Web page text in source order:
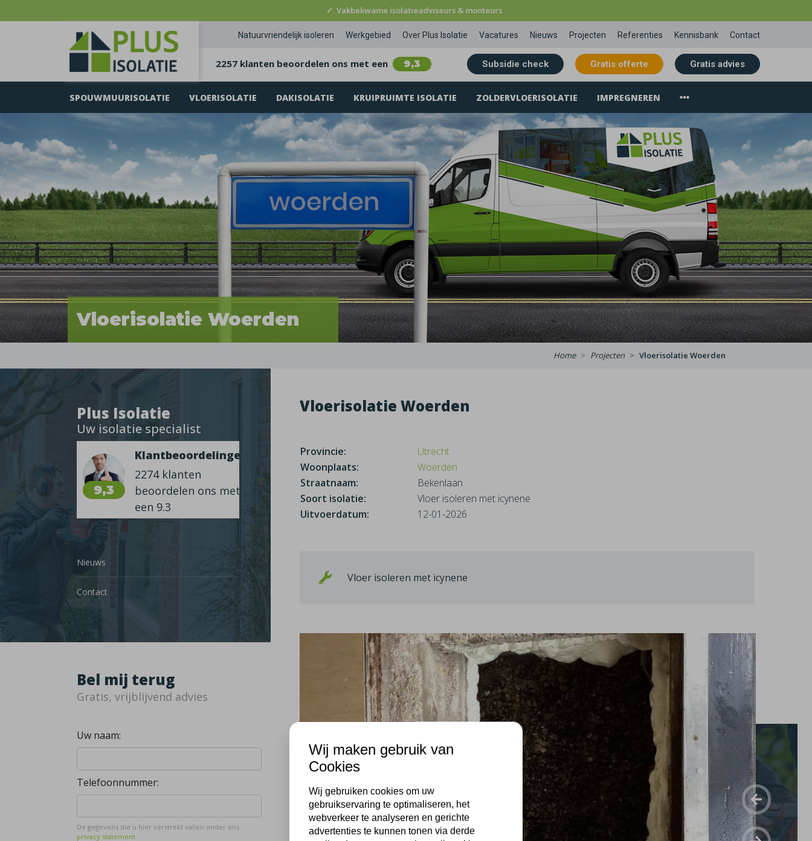
✓ Vakbekwame isolatieadviseurs & monteurs
Natuurvriendelijk isoleren Werkgebied Over Plus Isolatie Vacatures Nieuws Projecten Referenties Kennisbank Contact
2257 klanten beoordelen ons met een 9,3 Subsidie check Gratis offerte Gratis advies
SPOUWMUURISOLATIE VLOERISOLATIE DAKISOLATIE KRUIPRUIMTE ISOLATIE ZOLDERVLOERISOLATIE IMPREGNEREN
Vloerisolatie Woerden
Home Projecten Vloerisolatie Woerden
Plus Isolatie
Uw isolatie specialist
9,3
Klantbeoordelingen
2274 klanten
beoordelen ons met
een 9.3
Nieuws
Contact
Bel mij terug
Gratis, vrijblijvend advies
Uw naam:
Telefoonnummer:
De gegevens die u hier verstrekt vallen onder ons
privacy statement.
Vloerisolatie Woerden
Provincie:
Utrecht
Woonplaats:
Woerden
Straatnaam:
Bekenlaan
Soort isolatie:
Vloer isoleren met icynene
Uitvoerdatum:
12-01-2026
Vloer isoleren met icynene
Wij maken gebruik van
Cookies
Wij gebruiken cookies om uw
gebruikservaring te optimaliseren, het
webverkeer te analyseren en gerichte
advertenties te kunnen tonen via derde